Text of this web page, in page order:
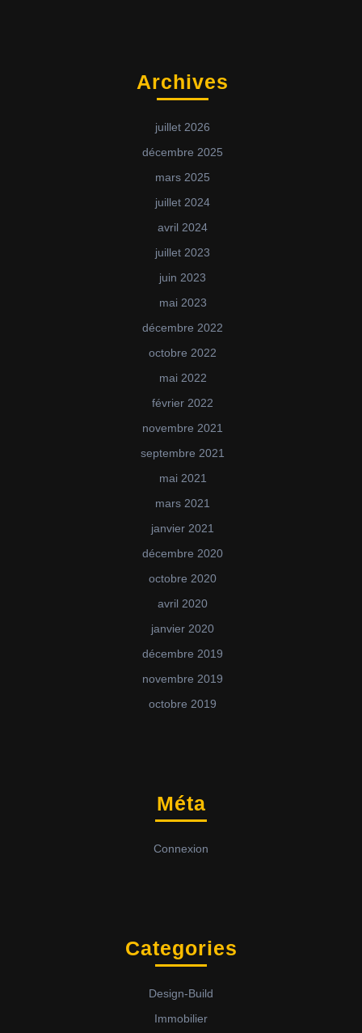
Archives
juillet 2026
décembre 2025
mars 2025
juillet 2024
avril 2024
juillet 2023
juin 2023
mai 2023
décembre 2022
octobre 2022
mai 2022
février 2022
novembre 2021
septembre 2021
mai 2021
mars 2021
janvier 2021
décembre 2020
octobre 2020
avril 2020
janvier 2020
décembre 2019
novembre 2019
octobre 2019
Méta
Connexion
Categories
Design-Build
Immobilier